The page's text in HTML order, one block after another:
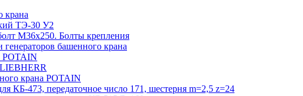
крана
ТЭ-30 У2
М36х250. Болты крепления
башенного крана
POTAIN
крана POTAIN
КБ-473, передаточное число 171, шестерня m=2,5 z=24